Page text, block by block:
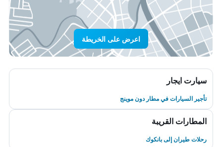
اعرض على الخريطة
سيارت ايجار
تأجير السيارات في مطار دون موينج
المطارات القريبة
رحلات طيران إلى بانكوك